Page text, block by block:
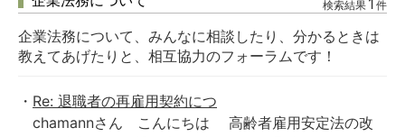
検索結果 1 件
企業法務について、みんなに相談したり、分かるときは
教えてあげたりと、相互協力のフォーラムです！
Re: 退職者の再雇用契約につ
chamannさん こんにちは 高齢者雇用安定法の改